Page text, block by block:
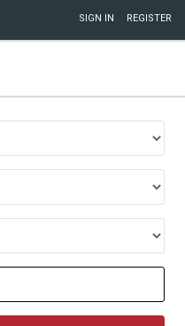
SIGN IN REGISTER